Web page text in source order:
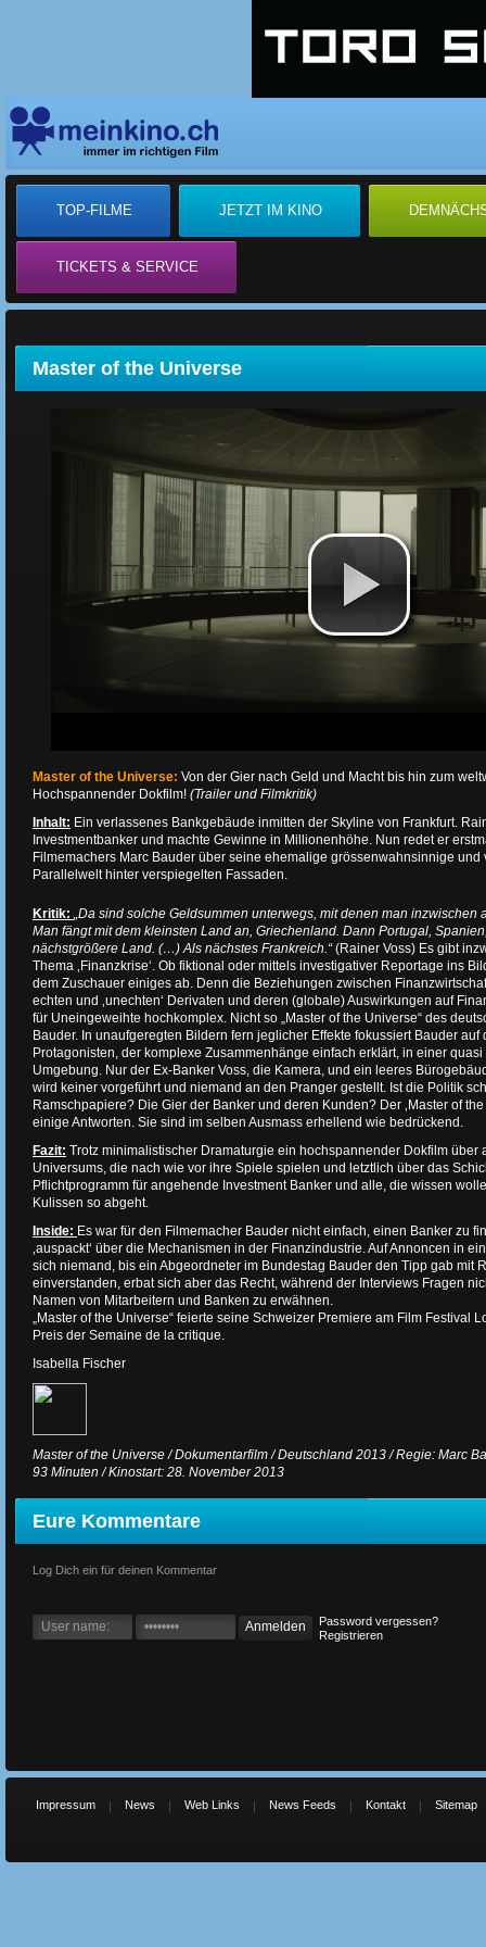
TOP-FILME JETZT IM KINO
TICKETS & SERVICE
Master of the Universe
Master of the Universe: Von der Gier nach Geld und Macht bis hin zum
Hochspannender Dokfilm! (Trailer und Filmkritik)
Inhalt: Ein verlassenes Bankgebäude inmitten der Skyline von Frankfurt.
Investmentbanker und machte Gewinne in Millionenhöhe. Nun redet er
Filmemachers Marc Bauder über seine ehemalige grössenwahnsinnige und
Parallelwelt hinter verspiegelten Fassaden.
Kritik: „Da sind solche Geldsummen unterwegs, mit denen man inzwischen
Man fängt mit dem kleinsten Land an, Griechenland. Dann Portugal,
nächstgrößere Land. (…) Als nächstes Frankreich.“(Rainer Voss) Es gibt
Thema ‚Finanzkrise‘. Ob fiktional oder mittels investigativer Reportage ins
dem Zuschauer einiges ab. Denn die Beziehungen zwischen
echten und ‚unechten‘ Derivaten und deren (globale) Auswirkungen auf
für Uneingeweihte hochkomplex. Nicht so „Master of the Universe“ des
Bauder. In unaufgeregten Bildern fern jeglicher Effekte fokussiert Bauder
Protagonisten, der komplexe Zusammenhänge einfach erklärt, in einer
Umgebung. Nur der Ex-Banker Voss, die Kamera, und ein leeres
wird keiner vorgeführt und niemand an den Pranger gestellt. Ist die Politik
Ramschpapiere? Die Gier der Banker und deren Kunden? Der ‚Master of
einige Antworten. Sie sind im selben Ausmass erhellend wie bedrückend.
Fazit: Trotz minimalistischer Dramaturgie ein hochspannender Dokfilm über
Universums, die nach wie vor ihre Spiele spielen und letztlich über das
Pflichtprogramm für angehende Investment Banker und alle, die wissen
Kulissen so abgeht.
Inside: Es war für den Filmemacher Bauder nicht einfach, einen Banker zu
‚auspackt‘ über die Mechanismen in der Finanzindustrie. Auf Annoncen in
sich niemand, bis ein Abgeordneter im Bundestag Bauder den Tipp gab mit
einverstanden, erbat sich aber das Recht, während der Interviews Fragen
Namen von Mitarbeitern und Banken zu erwähnen.
„Master of the Universe“ feierte seine Schweizer Premiere am Film Festival
Preis der Semaine de la critique.
Isabella Fischer
Master of the Universe / Dokumentarfilm / Deutschland 2013 / Regie: Marc
93 Minuten / Kinostart: 28. November 2013
Eure Kommentare
Log Dich ein für deinen Kommentar
Password vergessen?
Registrieren
Impressum News Web Links News Feeds Kontakt Sitemap